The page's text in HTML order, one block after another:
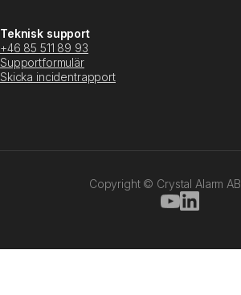
Teknisk support
+46 85 511 89 93
Supportformulär
Skicka incidentrapport
Copyright © Crystal Alarm AB